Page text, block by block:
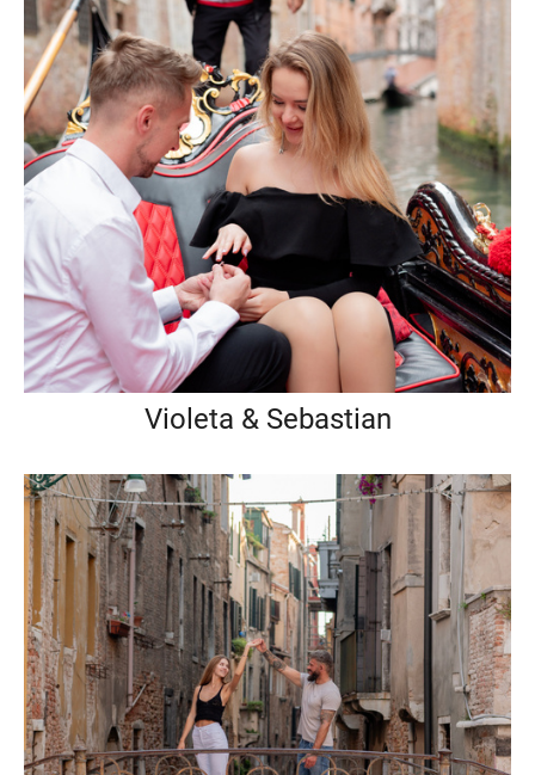
Violeta & Sebastian